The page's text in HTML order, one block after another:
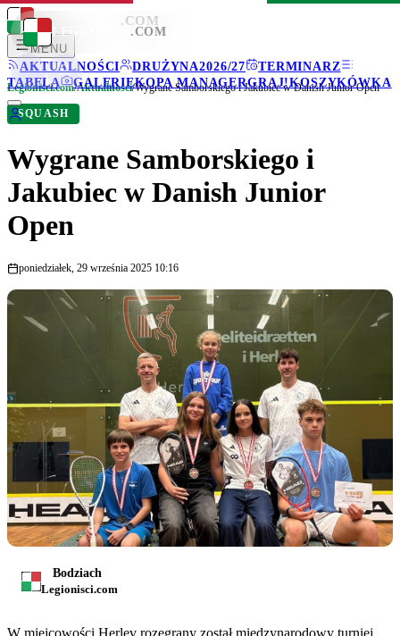
LEGIONISCI .COM
MENU
AKTUALNOŚCI
DRUŻYNA2026/27
TERMINARZ
TABELA
GALERIEKOPA MANAGERGRAJ!KOSZYKÓWKA
LEGIONISCI .COM
Legionisci.com/Aktualności/Wygrane Samborskiego i Jakubiec w Danish Junior Open
SQUASH
Wygrane Samborskiego i
Jakubiec w Danish Junior
Open
poniedziałek, 29 września 2025 10:16
Bodziach
Legionisci.com
W miejcowości Herlev rozegrany został międzynarodowy turniej